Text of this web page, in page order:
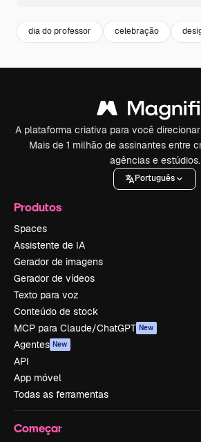
dia do professor celebração
A plataforma criativa para você
Mais de 1 milhão de assinantes entre
agências e estúdios.
Português
Produtos
Spaces
Assistente de IA
Gerador de imagens
Gerador de vídeos
Texto para voz
Conteúdo de stock
MCP para Claude/ChatGPT New
Agentes New
API
App móvel
Todas as ferramentas
Começar